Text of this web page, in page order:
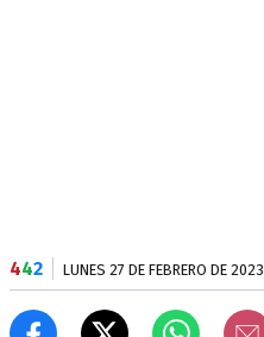
442 LUNES 27 DE FEBRERO DE 2023